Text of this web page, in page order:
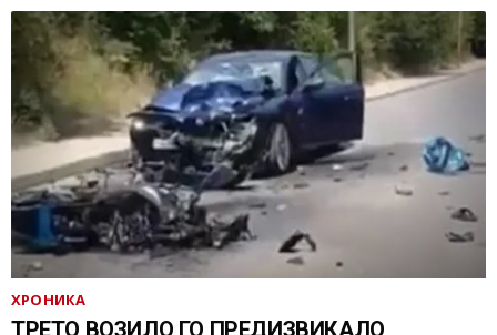
ХРОНИКА
ТРЕТО ВОЗИЛО ГО ПРЕДИЗВИКАЛО